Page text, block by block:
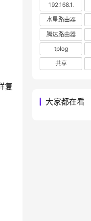
复
192.168.1.
水星路由器
腾达路由器
tplog
共享
大家都在看